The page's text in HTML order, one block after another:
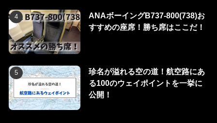
ANAボーイングB737-800(738)お
すすめの座席！勝ち席はここだ！
珍名が溢れる空の道！航空路にあ
る100のウェイポイントを一挙に
公開！